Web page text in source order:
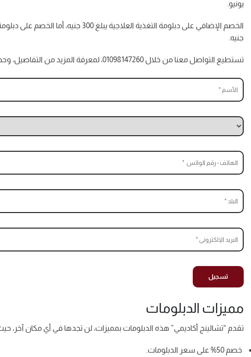
يونيو.
جنيه.
تستطيع التواصل معنا من خلال 01098147260، لمعرفة المزيد من التفاصيل، وحجز الدبلومة بشكل مبدئي، كما تستطيع ترك بياناتك ونحن سنتصل بك.
مميزات الدبلومات
تقدم “تشالينج أكاديمي” هذه الدبلومات بمميزات، لن تجدها في أي مكان آخر،
خصم 50% على سعر الدبلومات.